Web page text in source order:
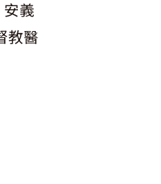
義
教醫